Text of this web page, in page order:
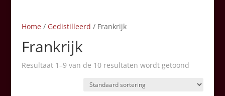
Home/ Gedistilleerd / Frankrijk
Frankrijk
Resultaat 1–9 van de 10 resultaten wordt getoond